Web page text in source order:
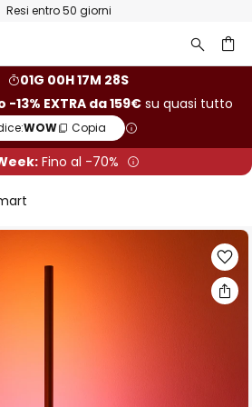
Resi entro 50 giorni
01G 00H 17M 27S
-13% EXTRA da 159€ su quasi tutto
WOW Copia
Fino al -70%